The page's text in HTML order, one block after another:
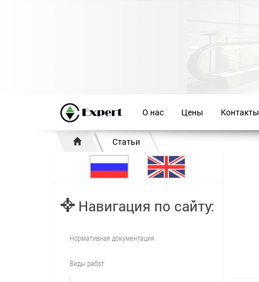
О нас Цены Контакты
Статьи
Навигация по сайту:
Нормативная документация
Виды работ